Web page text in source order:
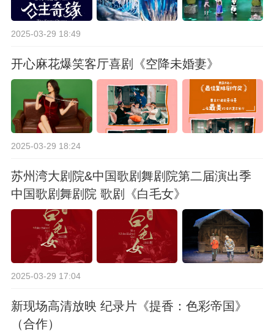
2025-03-29 18:49
开心麻花爆笑客厅喜剧《空降未婚妻》
2025-03-29 18:24
苏州湾大剧院&中国歌剧舞剧院第二届演出季
中国歌剧舞剧院 歌剧《白毛女》
2025-03-29 17:04
新现场高清放映 纪录片《提香：色彩帝国》
（合作）